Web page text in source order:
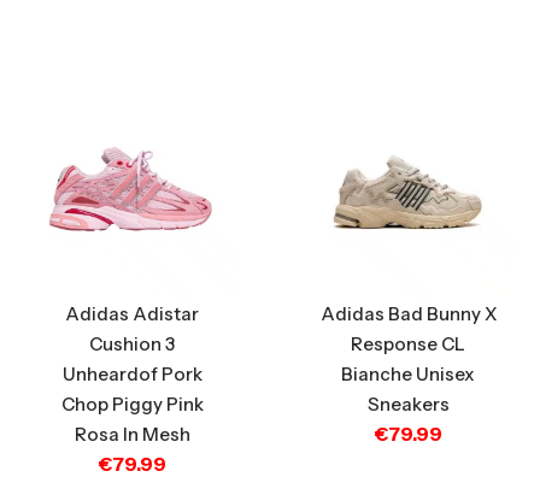
Adidas Adistar
Cushion 3
Unheardof Pork
Chop Piggy Pink
Rosa In Mesh
€79.99
Adidas Bad Bunny X
Response CL
Bianche Unisex
Sneakers
€79.99